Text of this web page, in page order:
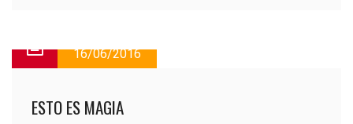
16/06/2016
ESTO ES MAGIA